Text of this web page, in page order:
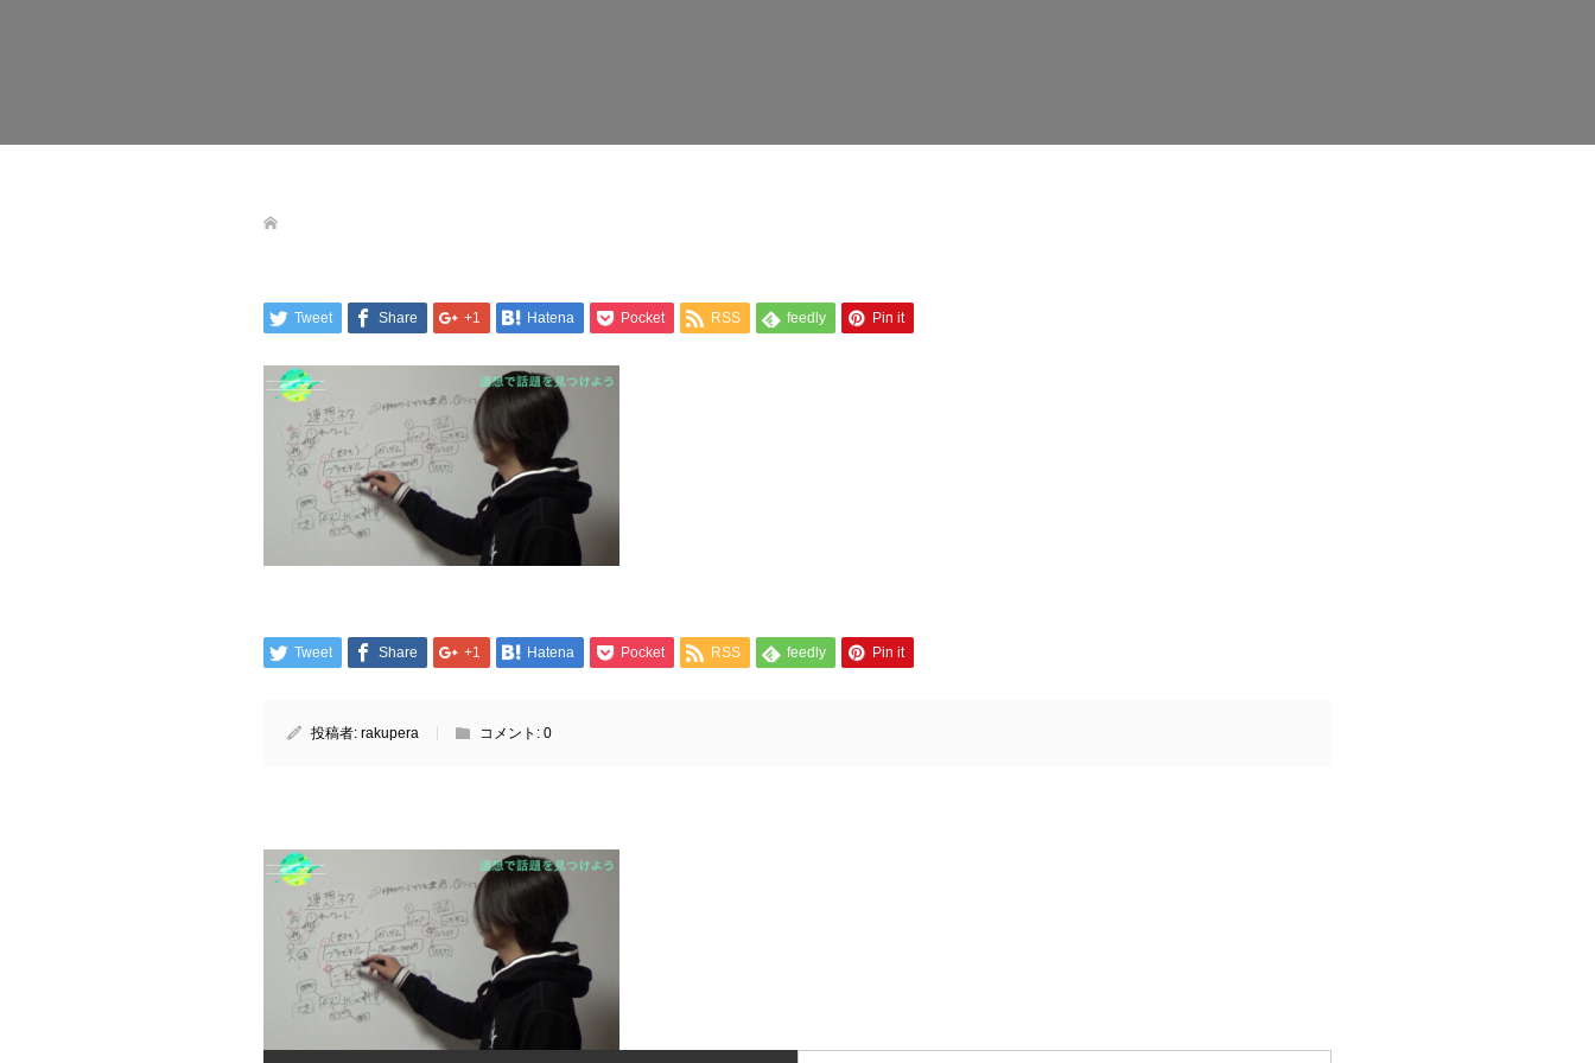
Tweet Share +1 Hatena Pocket RSS feedly Pin it
Tweet Share +1 Hatena Pocket RSS feedly Pin it
投稿者: rakupera コメント: 0